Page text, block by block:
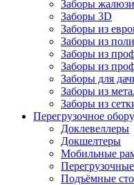
Заборы жалюзи
Заборы 3D
Заборы из
Заборы из
Заборы из
Заборы из
Заборы для
Заборы из
Заборы из
Перегрузочное
Доклевеллеры
Докшелтеры
Мобильные
Подъёмные